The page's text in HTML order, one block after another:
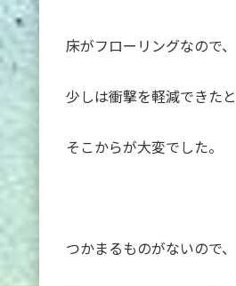
床がフローリングなので、
少しは衝撃を軽減できた
そこからが大変でした。
つかまるものがないので、